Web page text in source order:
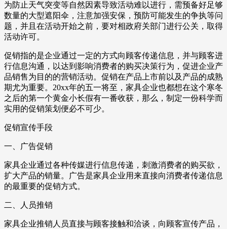
为防止天气突变等自然因素导致活动难以进行，需预备好足够
数量的大型遮阳伞，注意加强安保，预防可能发生的争执等问
题，并且在活动开始之前，要对相政府关部门进行公关，取得
活动许可。
促销指的是企业通过一定的方式向顾客传递信息，并与顾客进
行信息沟通，以达到影响消费者的购买决策行为，促进企业产
品销售为目的的营销活动。促销在产品上市前以及产品的成熟
期尤为重要。20xx年的五一将至，家具企业也都想在这个寒冬
之后的第一个黄金小长假有一番收获，那么，制定一份科学而
实用的促销策划便必不可少。
促销宣传手段
一、广告促销
家具企业通过各种传媒进行信息传递，刺激消费者的购买欲，
扩大产品的销量。广告是家具企业用来直接向消费者传递信息
的最重要的促销方式。
二、人员推销
家具企业推销人员直接与顾客接触和洽谈，向顾客宣传产品，